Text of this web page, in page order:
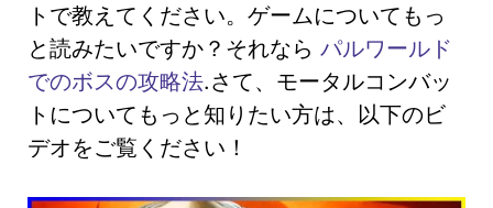
トで教えてください。ゲームについてもっ
と読みたいですか？それなら パルワールド
でのボスの攻略法.さて、モータルコンバッ
トについてもっと知りたい方は、以下のビ
デオをご覧ください！